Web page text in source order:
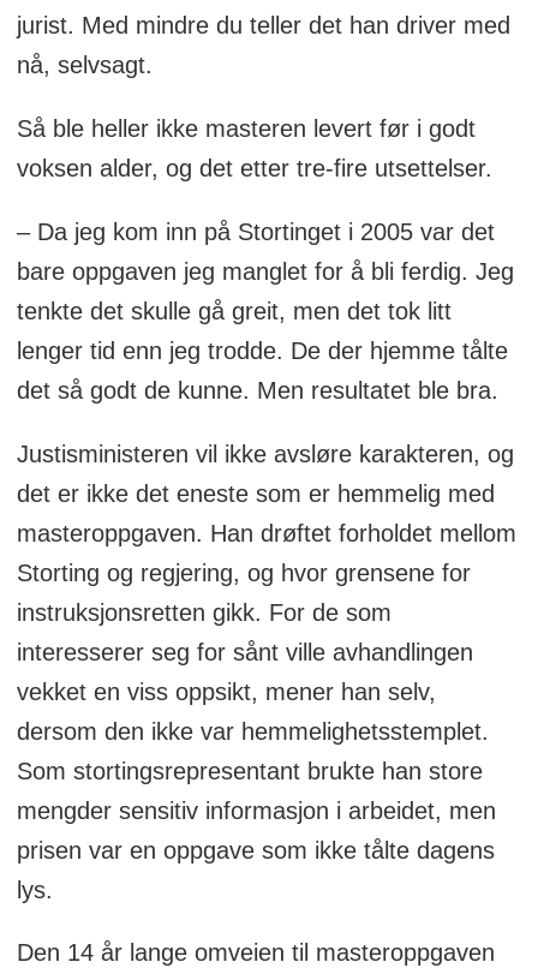
jurist. Med mindre du teller det han driver med
nå, selvsagt.
Så ble heller ikke masteren levert før i godt
voksen alder, og det etter tre-fire utsettelser.
– Da jeg kom inn på Stortinget i 2005 var det
bare oppgaven jeg manglet for å bli ferdig. Jeg
tenkte det skulle gå greit, men det tok litt
lenger tid enn jeg trodde. De der hjemme tålte
det så godt de kunne. Men resultatet ble bra.
Justisministeren vil ikke avsløre karakteren, og
det er ikke det eneste som er hemmelig med
masteroppgaven. Han drøftet forholdet mellom
Storting og regjering, og hvor grensene for
instruksjonsretten gikk. For de som
interesserer seg for sånt ville avhandlingen
vekket en viss oppsikt, mener han selv,
dersom den ikke var hemmelighetsstemplet.
Som stortingsrepresentant brukte han store
mengder sensitiv informasjon i arbeidet, men
prisen var en oppgave som ikke tålte dagens
lys.
Den 14 år lange omveien til masteroppgaven